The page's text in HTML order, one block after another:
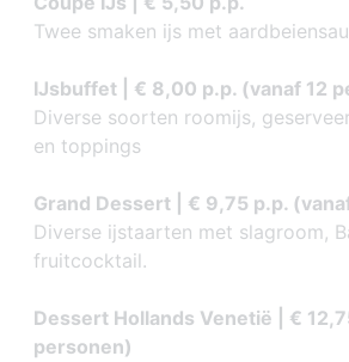
Twee smaken ijs met
IJsbuffet | € 8,00 p.p. (vanaf 12
Diverse soorten roomijs,
en toppings
Grand Dessert | € 9,75 p.p.
Diverse ijstaarten met slagroom,
fruitcocktail.
Dessert Hollands Venetië | €
personen)